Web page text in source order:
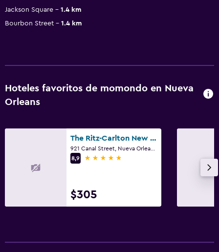
Jackson Square
1.4 km
Bourbon Street
1.4 km
Hoteles favoritos de momondo en Nueva
Orleans
The Ritz-Carlton New Orleans
8,9
5 estrellas
$305